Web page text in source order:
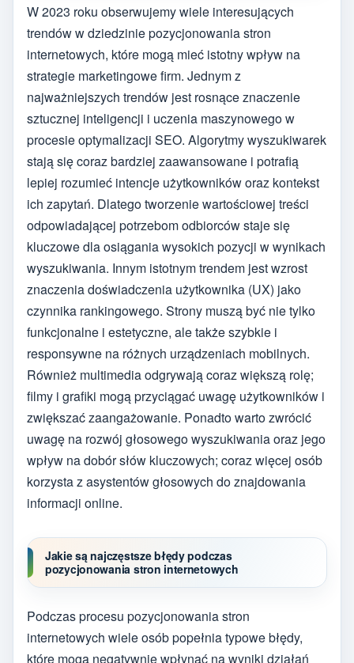
W 2023 roku obserwujemy wiele interesujących
trendów w dziedzinie pozycjonowania stron
internetowych, które mogą mieć istotny wpływ na
strategie marketingowe firm. Jednym z
najważniejszych trendów jest rosnące znaczenie
sztucznej inteligencji i uczenia maszynowego w
procesie optymalizacji SEO. Algorytmy wyszukiwarek
stają się coraz bardziej zaawansowane i potrafią
lepiej rozumieć intencje użytkowników oraz kontekst
ich zapytań. Dlatego tworzenie wartościowej treści
odpowiadającej potrzebom odbiorców staje się
kluczowe dla osiągania wysokich pozycji w wynikach
wyszukiwania. Innym istotnym trendem jest wzrost
znaczenia doświadczenia użytkownika (UX) jako
czynnika rankingowego. Strony muszą być nie tylko
funkcjonalne i estetyczne, ale także szybkie i
responsywne na różnych urządzeniach mobilnych.
Również multimedia odgrywają coraz większą rolę;
filmy i grafiki mogą przyciągać uwagę użytkowników i
zwiększać zaangażowanie. Ponadto warto zwrócić
uwagę na rozwój głosowego wyszukiwania oraz jego
wpływ na dobór słów kluczowych; coraz więcej osób
korzysta z asystentów głosowych do znajdowania
informacji online.
Jakie są najczęstsze błędy podczas
pozycjonowania stron internetowych
Podczas procesu pozycjonowania stron
internetowych wiele osób popełnia typowe błędy,
które mogą negatywnie wpłynąć na wyniki działań